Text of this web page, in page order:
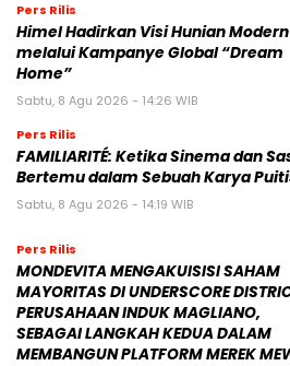
Pers Rilis
Himel Hadirkan Visi Hunian Modern
melalui Kampanye Global “Dream
Home”
Sabtu, 8 Agu 2026 - 14:26 WIB
Pers Rilis
FAMILIARITÉ: Ketika Sinema dan
Bertemu dalam Sebuah Karya
Sabtu, 8 Agu 2026 - 14:19 WIB
Pers Rilis
MONDEVITA MENGAKUISISI SAHAM
MAYORITAS DI UNDERSCORE
PERUSAHAAN INDUK MAGLIANO,
SEBAGAI LANGKAH KEDUA DALAM
MEMBANGUN PLATFORM MEREK